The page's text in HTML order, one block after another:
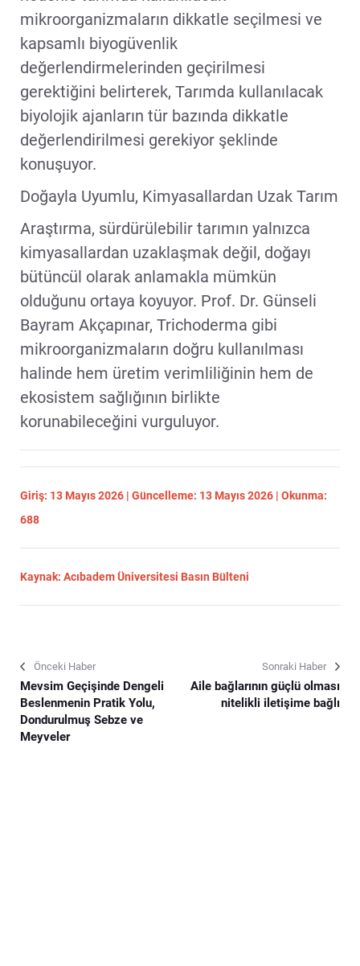
mikroorganizmaların dikkatle seçilmesi ve
kapsamlı biyogüvenlik
değerlendirmelerinden geçirilmesi
gerektiğini belirterek, Tarımda kullanılacak
biyolojik ajanların tür bazında dikkatle
değerlendirilmesi gerekiyor şeklinde
konuşuyor.
Doğayla Uyumlu, Kimyasallardan Uzak Tarım
Araştırma, sürdürülebilir tarımın yalnızca
kimyasallardan uzaklaşmak değil, doğayı
bütüncül olarak anlamakla mümkün
olduğunu ortaya koyuyor. Prof. Dr. Günseli
Bayram Akçapınar, Trichoderma gibi
mikroorganizmaların doğru kullanılması
halinde hem üretim verimliliğinin hem de
ekosistem sağlığının birlikte
korunabileceğini vurguluyor.
Giriş: 13 Mayıs 2026 | Güncelleme: 13 Mayıs 2026 | Okunma:
688
Kaynak: Acıbadem Üniversitesi Basın Bülteni
Önceki Haber
Mevsim Geçişinde Dengeli
Beslenmenin Pratik Yolu,
Dondurulmuş Sebze ve
Meyveler
Sonraki Haber
Aile bağlarının güçlü olması
nitelikli iletişime bağlı